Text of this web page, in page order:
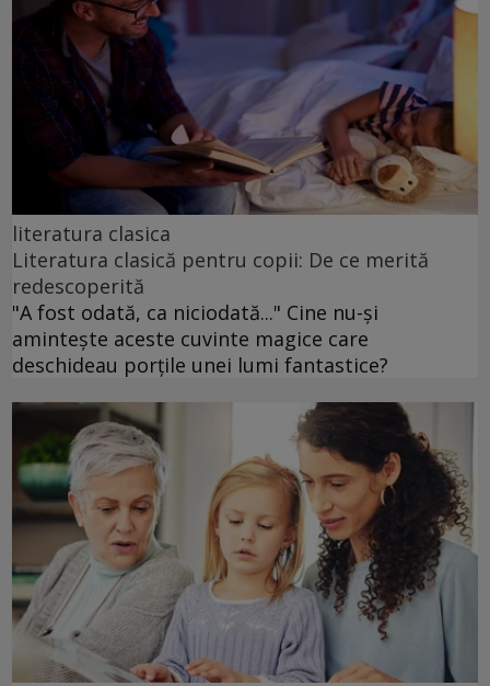
literatura clasica
Literatura clasică pentru copii: De ce merită
redescoperită
"A fost odată, ca niciodată..." Cine nu-și
amintește aceste cuvinte magice care
deschideau porțile unei lumi fantastice?